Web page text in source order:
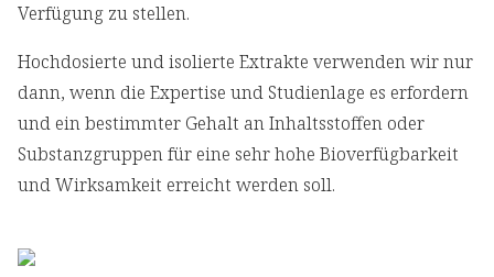
Verfügung zu stellen.
Hochdosierte und isolierte Extrakte verwenden wir nur
dann, wenn die Expertise und Studienlage es erfordern
und ein bestimmter Gehalt an Inhaltsstoffen oder
Substanzgruppen für eine sehr hohe Bioverfügbarkeit
und Wirksamkeit erreicht werden soll.